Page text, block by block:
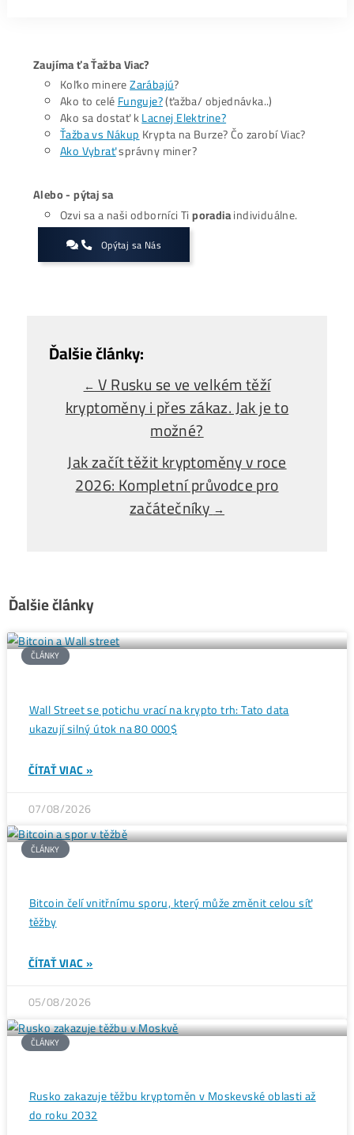
zůstává v úzkém, bočním rozpětí, které přetrvává po celý
Celkově je momentální stav trhu důležitým signálem pro
investory, že zotavení nebude automatické. Kryptoměny
vyžadují překonat klíčové úrovně tržní kapitalizace a
podporu likvidity, aby se vytvořil stabilní růst.
Zaujíma ťa Ťažba Viac?
Koľko minereZarábajú
Alebo - pýtaj sa
Ozvi sa a naši odborníci Tiporadiaindividuálne.
Opýtaj sa Nás
←
kryptoměny i přes zákaz. Jak je to
možné?
2026: Kompletní průvodce pro
začátečníky
Ďalšie články
ČLÁNKY
Wall Street se potichu vrací na krypto trh: Tato data
ČÍTAŤ VIAC »
ČLÁNKY